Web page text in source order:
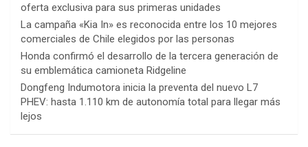
oferta exclusiva para sus primeras unidades
La campaña «Kia In» es reconocida entre los 10 mejores
comerciales de Chile elegidos por las personas
Honda confirmó el desarrollo de la tercera generación de
su emblemática camioneta Ridgeline
Dongfeng Indumotora inicia la preventa del nuevo L7
PHEV: hasta 1.110 km de autonomía total para llegar más
lejos